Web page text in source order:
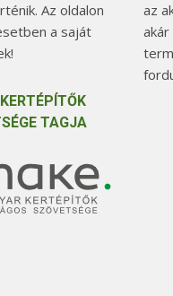
Az oldalon
a saját
TAGJA
az